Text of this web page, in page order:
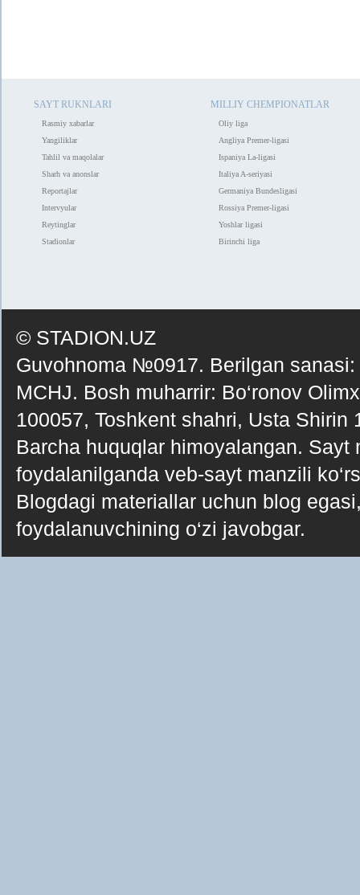
SAYT RUKNLARI
Rasmiy xabarlar
Yangiliklar
Tahlil va maqolalar
Sharh va anonslar
Reportajlar
Intervyular
Reytinglar
Stadionlar
MILLIY CHEMPIONATLAR
Oliy liga
Angliya Premer-ligasi
Ispaniya La-ligasi
Italiya A-seriyasi
Germaniya Bundesligasi
Rossiya Premer-ligasi
Yoshlar ligasi
Birinchi liga
© STADION.UZ
Guvohnoma №0917. Berilgan
MCHJ. Bosh muharrir: Bo‘ronov
100057, Toshkent shahri, Usta
Barcha huquqlar himoyalangan. Sayt
foydalanilganda veb-sayt manzili
Blogdagi materiallar uchun blog
foydalanuvchining o‘zi javobgar.